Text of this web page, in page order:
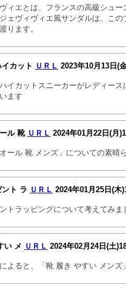
ィエとは、フランスの高級シュ
ェヴィヴィエ風サンダルは、こ
ります。
カット ＵＲＬ 2023年10月13日(
イカットスニーカーがレディー
ます
ル 靴 ＵＲＬ 2024年01月22日(月
オール 靴 メンズ」についての素晴
ト ラ ＵＲＬ 2024年01月25日(木
トラッピングについて考えてみま
い メ ＵＲＬ 2024年02月24日(土
よると、「靴 履き やすい メン